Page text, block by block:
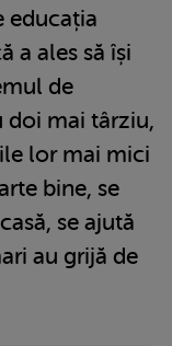
educația
a ales să își
de
doi mai târziu,
lor mai mici
bine, se
se ajută
au grijă de